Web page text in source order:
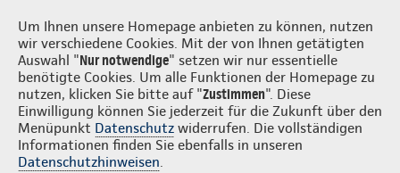
Um Ihnen unsere Homepage anbieten zu können, nutzen
wir verschiedene Cookies. Mit der von Ihnen getätigten
Auswahl "Nur notwendige" setzen wir nur essentielle
benötigte Cookies. Um alle Funktionen der Homepage zu
nutzen, klicken Sie bitte auf "Zustimmen". Diese
Einwilligung können Sie jederzeit für die Zukunft über den
Menüpunkt Datenschutz widerrufen. Die vollständigen
Informationen finden Sie ebenfalls in unseren
Datenschutzhinweisen.
UnfallGiroTeam für private
Bauhelfer